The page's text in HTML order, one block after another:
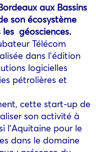
aux Bassins
son écosystème
géosciences.
Télécom
dans l’édition
logicielles
pétrolières et
cette start-up de
son activité à
l’Aquitaine pour le
dans le domaine